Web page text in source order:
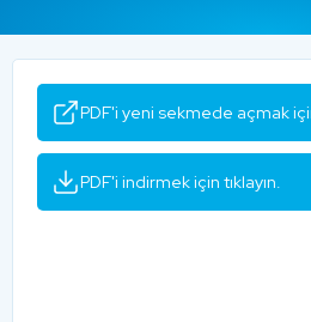
PDF'i yeni sekmede açmak
PDF'i indirmek için tıklayın.